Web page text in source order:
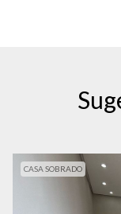
CASA SOBRADO